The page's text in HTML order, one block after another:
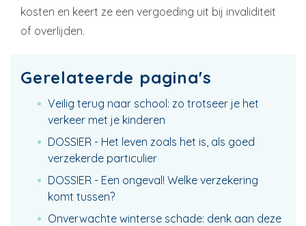
kosten en keert ze een vergoeding uit bij invaliditeit
of overlijden.
Gerelateerde pagina's
Veilig terug naar school: zo trotseer je het
verkeer met je kinderen
DOSSIER - Het leven zoals het is, als goed
verzekerde particulier
DOSSIER - Een ongeval! Welke verzekering
komt tussen?
Onverwachte winterse schade: denk aan deze